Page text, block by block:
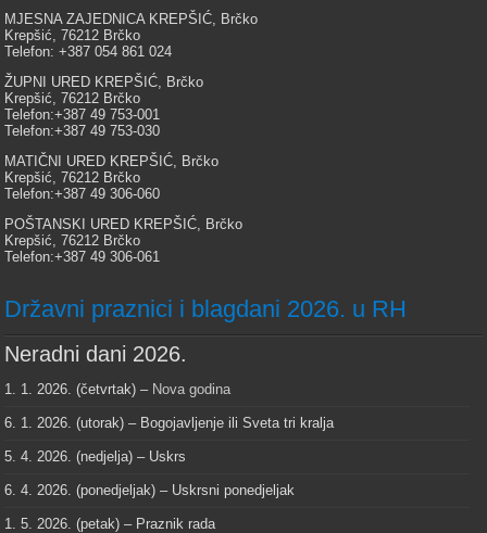
MJESNA ZAJEDNICA KREPŠIĆ, Brčko
Krepšić, 76212 Brčko
Telefon: +387 054 861 024
ŽUPNI URED KREPŠIĆ, Brčko
Krepšić, 76212 Brčko
Telefon:+387 49 753-001
Telefon:+387 49 753-030
MATIČNI URED KREPŠIĆ, Brčko
Krepšić, 76212 Brčko
Telefon:+387 49 306-060
POŠTANSKI URED KREPŠIĆ, Brčko
Krepšić, 76212 Brčko
Telefon:+387 49 306-061
Državni praznici i blagdani 2026. u RH
Neradni dani 2026.
1. 1. 2026. (četvrtak) – Nova godina
6. 1. 2026. (utorak) – Bogojavljenje ili Sveta tri kralja
5. 4. 2026. (nedjelja) – Uskrs
6. 4. 2026. (ponedjeljak) – Uskrsni ponedjeljak
1. 5. 2026. (petak) – Praznik rada